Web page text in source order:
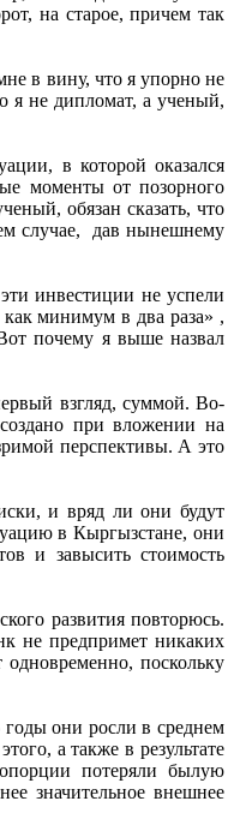
на старое, причем так
в вину, что я упорно не
я не дипломат, а ученый,
в которой оказался
моменты от позорного
обязан сказать, что
случае, дав нынешнему
инвестиции не успели
как минимум в два раза» ,
почему я выше назвал
взгляд, суммой. Во-
при вложении на
перспективы. А это
и вряд ли они будут
в Кыргызстане, они
и завысить стоимость
развития повторюсь.
не предпримет никаких
поскольку
годы они росли в среднем
а также в результате
потеряли былую
значительное внешнее